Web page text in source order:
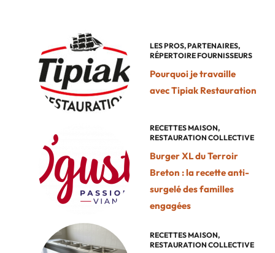
LES PROS,PARTENAIRES,
RÉPERTOIRE FOURNISSEURS
Pourquoi je travaille
avec Tipiak Restauration
RECETTES MAISON,
RESTAURATION COLLECTIVE
Burger XL du Terroir
Breton : la recette anti-
surgelé des familles
engagées
RECETTES MAISON,
RESTAURATION COLLECTIVE